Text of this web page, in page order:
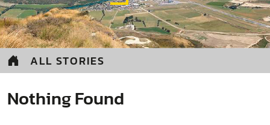
ALL STORIES
Nothing Found